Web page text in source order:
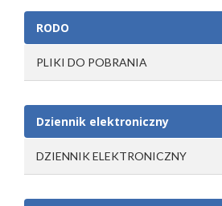
RODO
PLIKI DO POBRANIA
Dziennik elektroniczny
DZIENNIK ELEKTRONICZNY